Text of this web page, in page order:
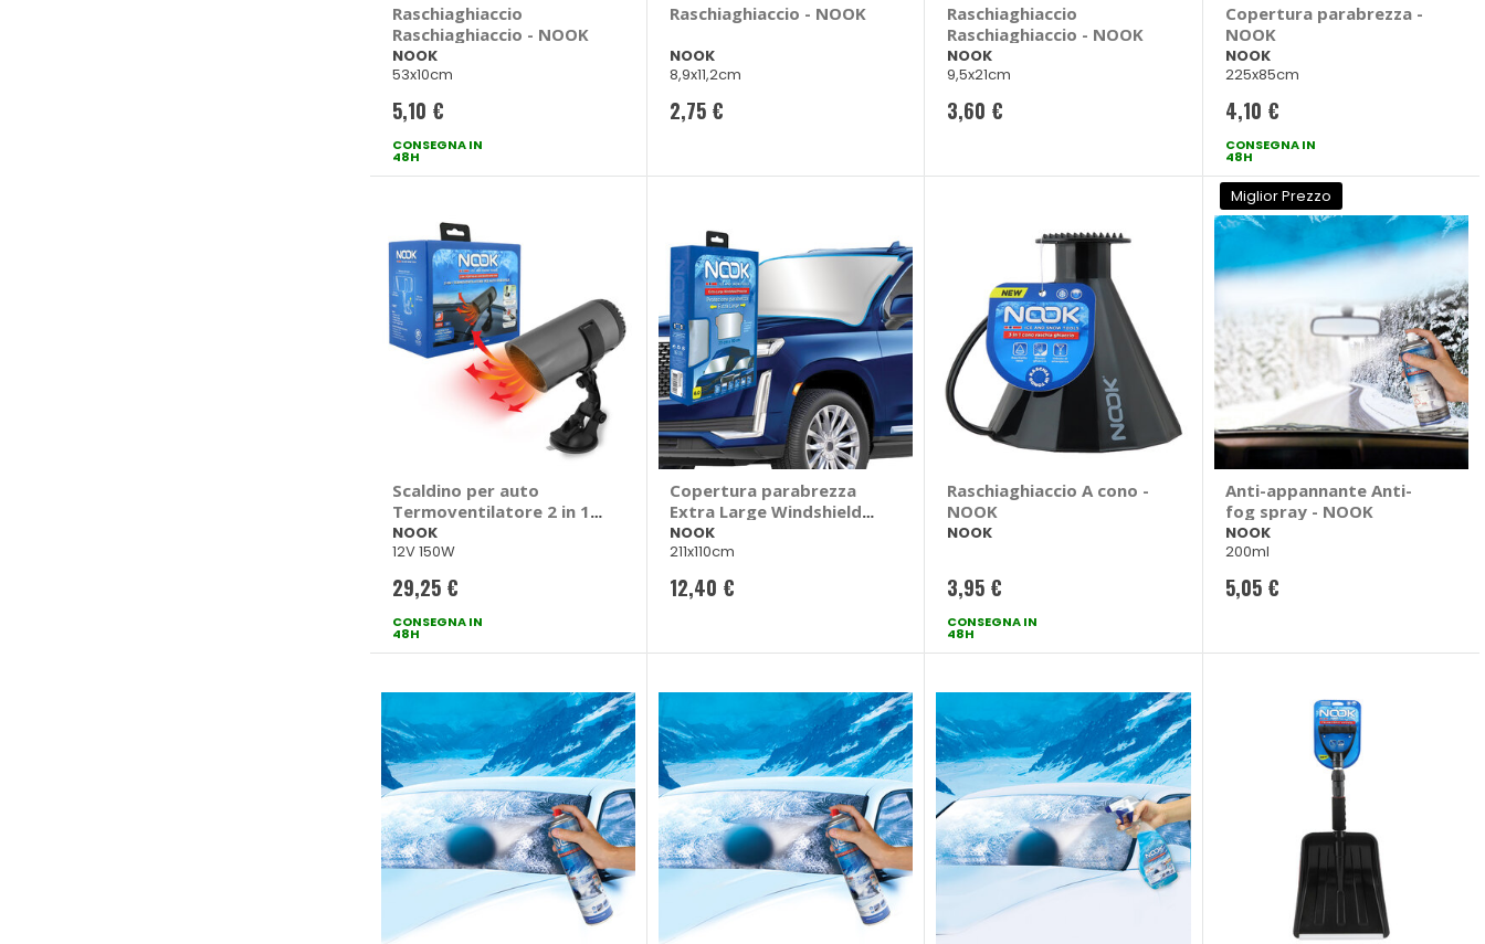
Raschiaghiaccio
Raschiaghiaccio - NOOK
NOOK
53x10cm
5,10 €
CONSEGNA IN
48H
Raschiaghiaccio - NOOK
NOOK
8,9x11,2cm
2,75 €
Raschiaghiaccio
Raschiaghiaccio - NOOK
NOOK
9,5x21cm
3,60 €
Copertura parabrezza -
NOOK
NOOK
225x85cm
4,10 €
CONSEGNA IN
48H
Scaldino per auto
Termoventilatore 2 in 1 -
NOOK
NOOK
12V 150W
29,25 €
CONSEGNA IN
48H
Copertura parabrezza
Extra Large Windshield
Protector - NOOK
NOOK
211x110cm
12,40 €
Raschiaghiaccio A cono -
NOOK
NOOK
3,95 €
CONSEGNA IN
48H
Miglior Prezzo
Anti-appannante Anti-
fog spray - NOOK
NOOK
200ml
5,05 €